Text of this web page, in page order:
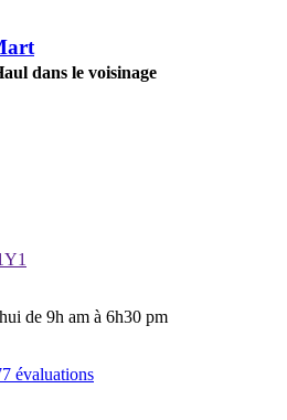
dans le voisinage
de 9h am à 6h30 pm
évaluations